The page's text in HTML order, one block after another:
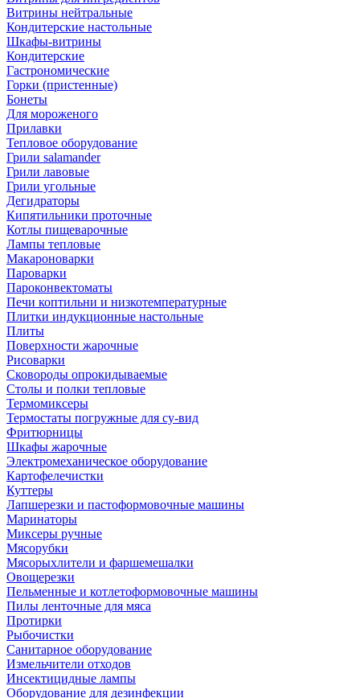
Витрины нейтральные
Кондитерские настольные
Шкафы-витрины
Кондитерские
Гастрономические
Горки (пристенные)
Бонеты
Для мороженого
Прилавки
Тепловое оборудование
Грили salamander
Грили лавовые
Грили угольные
Дегидраторы
Кипятильники проточные
Котлы пищеварочные
Лампы тепловые
Макароноварки
Пароварки
Пароконвектоматы
Печи коптильни и низкотемпературные
Плитки индукционные настольные
Плиты
Поверхности жарочные
Рисоварки
Сковороды опрокидываемые
Столы и полки тепловые
Термомиксеры
Термостаты погружные для су-вид
Фритюрницы
Шкафы жарочные
Электромеханическое оборудование
Картофелечистки
Куттеры
Лапшерезки и пастоформовочные машины
Маринаторы
Миксеры ручные
Мясорубки
Мясорыхлители и фаршемешалки
Овощерезки
Пельменные и котлетоформовочные машины
Пилы ленточные для мяса
Протирки
Рыбочистки
Санитарное оборудование
Измельчители отходов
Инсектицидные лампы
Оборудование для дезинфекции